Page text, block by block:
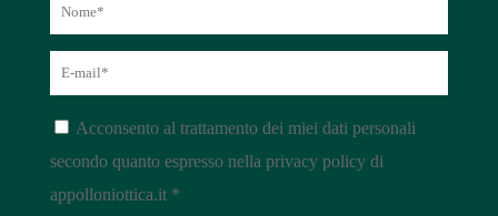
Acconsento al trattamento dei miei dati personali
secondo quanto espresso nella privacy policy di
appolloniottica.it *